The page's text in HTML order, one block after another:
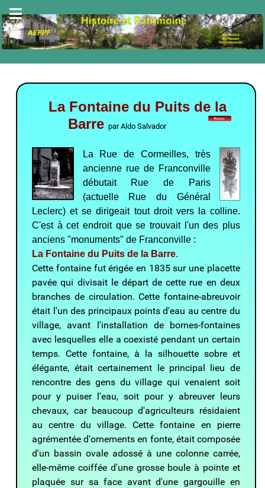
La Fontaine du Puits de la
Barrepar Aldo Salvador
La Rue de Cormeilles, très
ancienne rue de Franconville
débutait Rue de Paris
(actuelle Rue du Général
Leclerc) et se dirigeait tout droit vers la colline.
C'est à cet endroit que se trouvait l'un des plus
anciens "monuments" de Franconville :
La Fontaine du Puits de la Barre.
Cette fontaine fut érigée en 1835 sur une placette
pavée qui divisait le départ de cette rue en deux
branches de circulation. Cette fontaine-abreuvoir
était l'un des principaux points d'eau au centre du
village, avant l'installation de bornes-fontaines
avec lesquelles elle a coexisté pendant un certain
temps. Cette fontaine, à la silhouette sobre et
élégante, était certainement le principal lieu de
rencontre des gens du village qui venaient soit
pour y puiser l'eau, soit pour y abreuver leurs
chevaux, car beaucoup d'agriculteurs résidaient
au centre du village. Cette fontaine en pierre
agrémentée d'ornements en fonte, était composée
d'un bassin ovale adossé à une colonne carrée,
elle-même coiffée d'une grosse boule à pointe et
plaquée sur sa face avant d'une gargouille en